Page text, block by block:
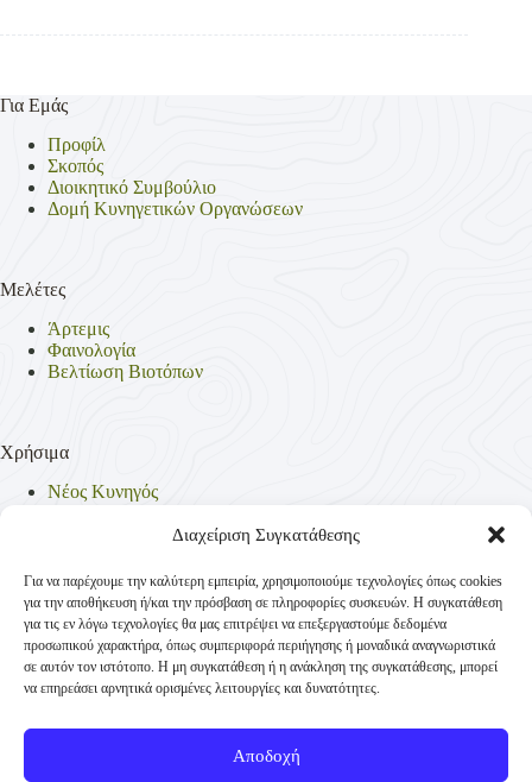
Διαχείριση Συγκατάθεσης
Για να παρέχουμε την καλύτερη εμπειρία, χρησιμοποιούμε τεχνολογίες όπως cookies
για την αποθήκευση ή/και την πρόσβαση σε πληροφορίες συσκευών. Η συγκατάθεση
για τις εν λόγω τεχνολογίες θα μας επιτρέψει να επεξεργαστούμε δεδομένα
προσωπικού χαρακτήρα, όπως συμπεριφορά περιήγησης ή μοναδικά αναγνωριστικά
σε αυτόν τον ιστότοπο. Η μη συγκατάθεση ή η ανάκληση της συγκατάθεσης, μπορεί
να επηρεάσει αρνητικά ορισμένες λειτουργίες και δυνατότητες.
Αποδοχή
Για Εμάς
Προφίλ
Σκοπός
Διοικητικό Συμβούλιο
Δομή Κυνηγετικών Οργανώσεων
Μελέτες
Άρτεμις
Φαινολογία
Βελτίωση Βιοτόπων
Χρήσιμα
Νέος Κυνηγός
Νομοθεσία
Πολιτική Απορρήτου
Πολιτική Cookies (ΕΕ)
Επικοινωνία
Κυνηγετική Συνομοσπονδία Ελλάδος